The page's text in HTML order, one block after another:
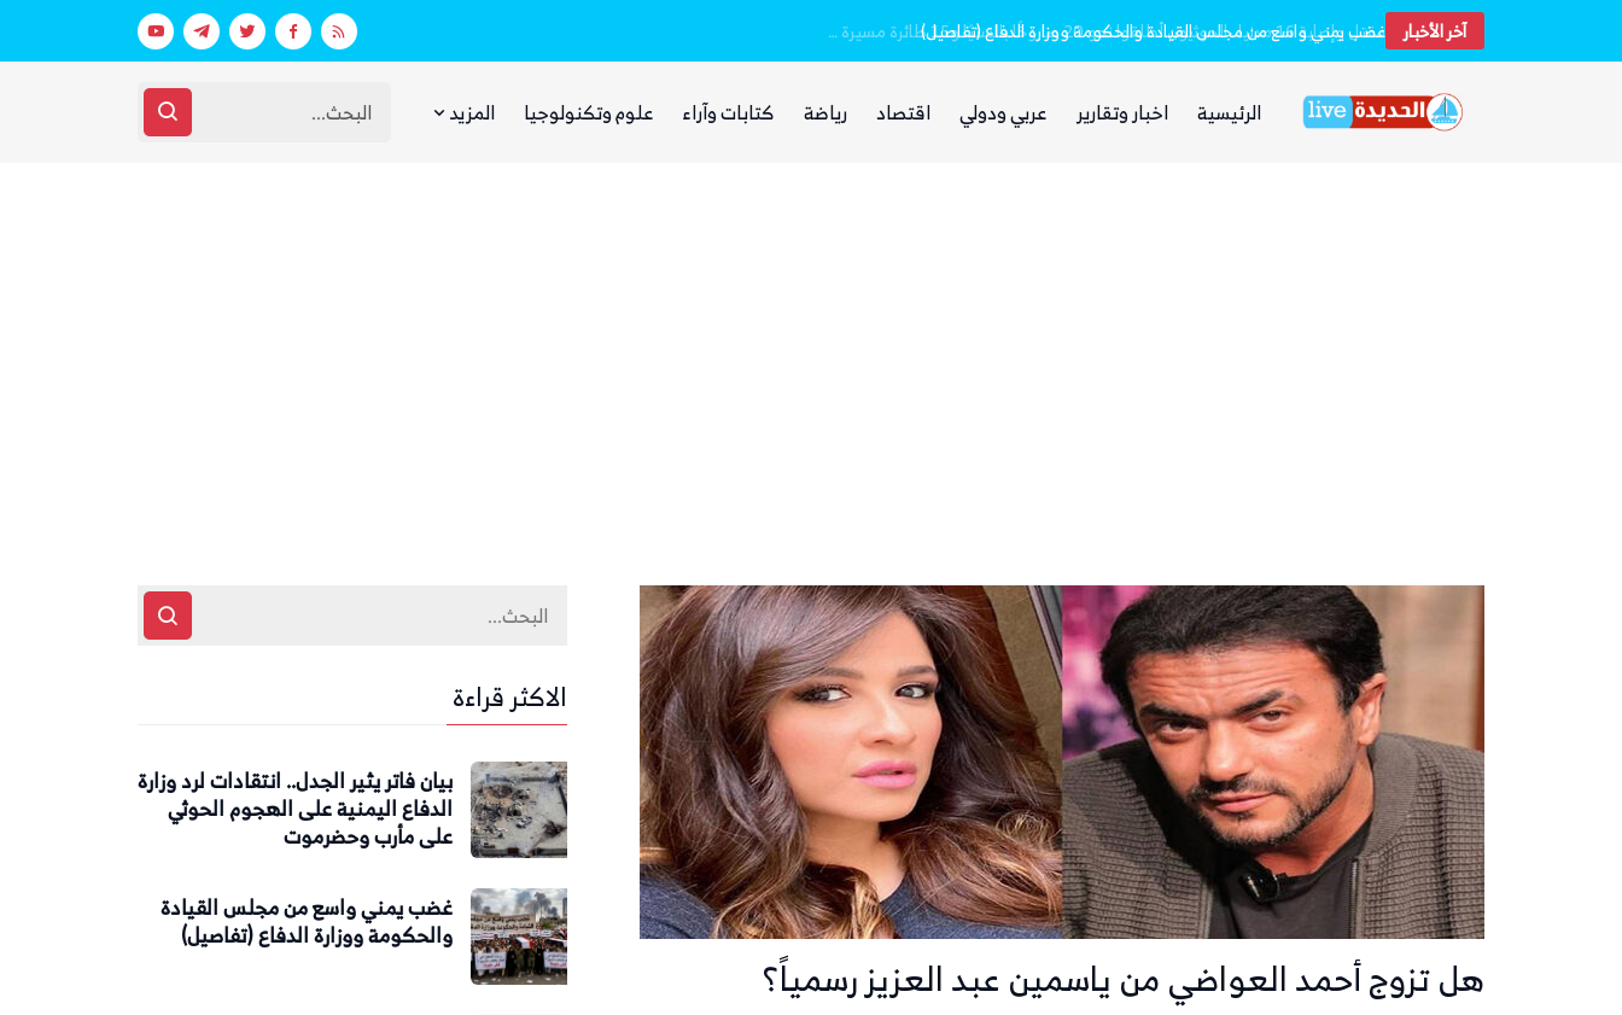
آخر الأخبار مقتل وإصابة 16 مدنيا.. الحوثيون أطلقوا نحو 20 صاروخًا بالستيًا و15 طائرة مسيرة على مأرب غضب يمني واسع من مجلس القيادة والحكومة ووزارة الدفاع (تفاصيل)
الرئيسية اخبار وتقارير عربي ودولي اقتصاد رياضة كتابات وآراء علوم وتكنولوجيا المزيد
هل تزوج أحمد العواضي من ياسمين عبد العزيز رسمياً؟
الاكثر قراءة
بيان فاتر يثير الجدل.. انتقادات لرد وزارة
الدفاع اليمنية على الهجوم الحوثي
على مأرب وحضرموت
غضب يمني واسع من مجلس القيادة
والحكومة ووزارة الدفاع (تفاصيل)